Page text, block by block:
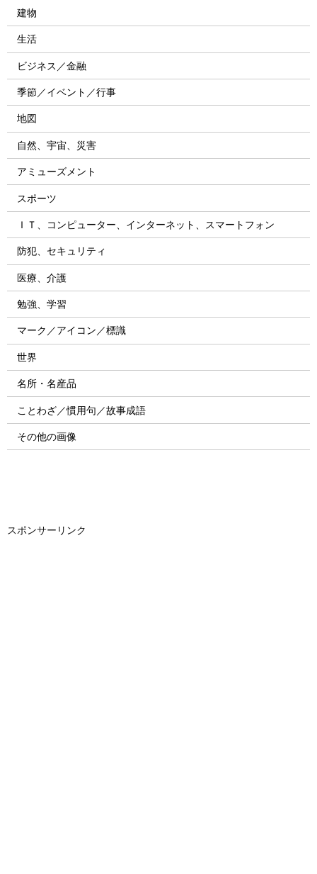
建物
生活
ビジネス／金融
季節／イベント／行事
地図
自然、宇宙、災害
アミューズメント
スポーツ
ＩＴ、コンピューター、インターネット、スマートフォン
防犯、セキュリティ
医療、介護
勉強、学習
マーク／アイコン／標識
世界
名所・名産品
ことわざ／慣用句／故事成語
その他の画像
スポンサーリンク